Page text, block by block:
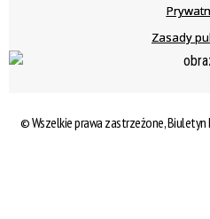
Zasady
© Wszelkie prawa zastrzeżone,